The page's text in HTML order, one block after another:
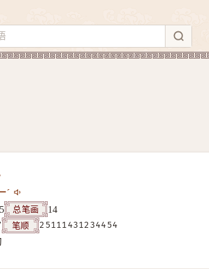
ˊ
5
总笔画
14
笔顺
25111431234454